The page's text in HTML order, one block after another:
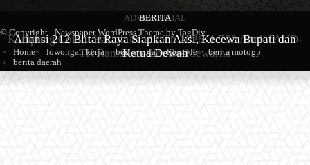
BERITA
Sambut Hari Jadi ke-702, Pemkab Blitar Resmi Buka
Blitarian Expo
ADVERTORIAL
Kampung Coklat Harlah ke -12 Th 2026, 1.700 Anak PAUD-
TK Ramaikan Lomba Mewarna
BERITA
Aliansi 212 Blitar Raya Siapkan Aksi, Kecewa Bupati dan
Ketua Dewan
© Copyright - Newspaper WordPress Theme by TagDiv
Home
lowongan kerja berita bola lifestyle
berita motogp
berita daerah